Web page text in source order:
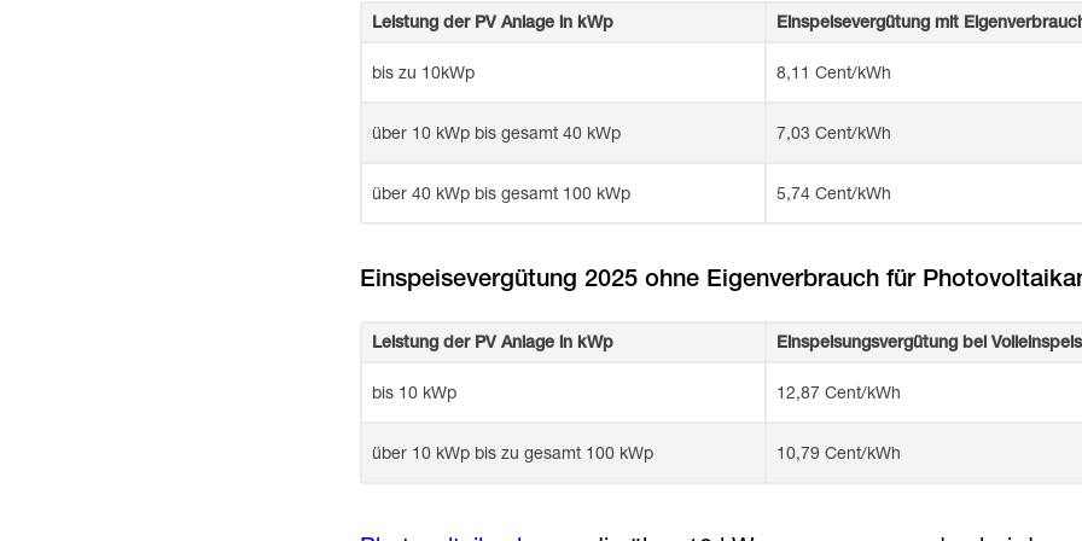
Leistung der PV Anlage in kWp Einspeisevergütung mit
bis zu 10kWp 8,11 Cent/kWh
über 10 kWp bis gesamt 40 kWp 7,03 Cent/kWh
über 40 kWp bis gesamt 100 kWp 5,74 Cent/kWh
Einspeisevergütung 2025 ohne Eigenverbrauch für
Leistung der PV Anlage in kWp Einspeisungsvergütung bei
bis 10 kWp 12,87 Cent/kWh
über 10 kWp bis zu gesamt 100 kWp 10,79 Cent/kWh